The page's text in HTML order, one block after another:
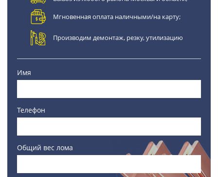
Мгновенная оплата наличными/на карту;
Производим демонтаж, резку, утилизацию
Имя
Телефон
Общий вес лома